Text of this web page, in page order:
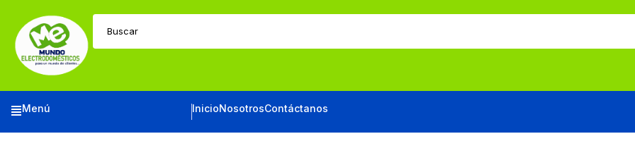
Buscar
Menú InicioNosotrosContáctanos